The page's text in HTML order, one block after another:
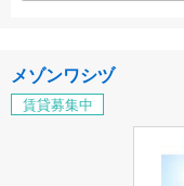
メゾンワシヅ
賃貸募集中